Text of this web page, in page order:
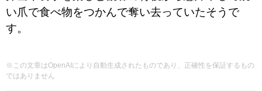
い爪で食べ物をつかんで奪い去っていたそうで
す。
※この文章はOpenAIにより自動生成されたものであり、正確性を保証するもの
ではありません